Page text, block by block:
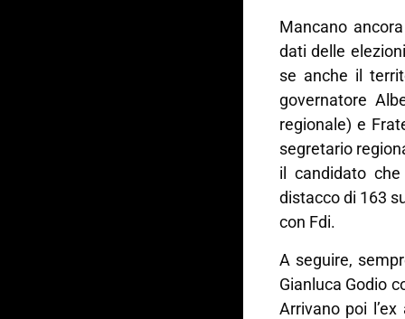
Mancano
dati delle
se anche il
governatore
regionale) e
segretario
il candidato
distacco di 163
con Fdi.
A seguire,
Gianluca Godio
Arrivano poi